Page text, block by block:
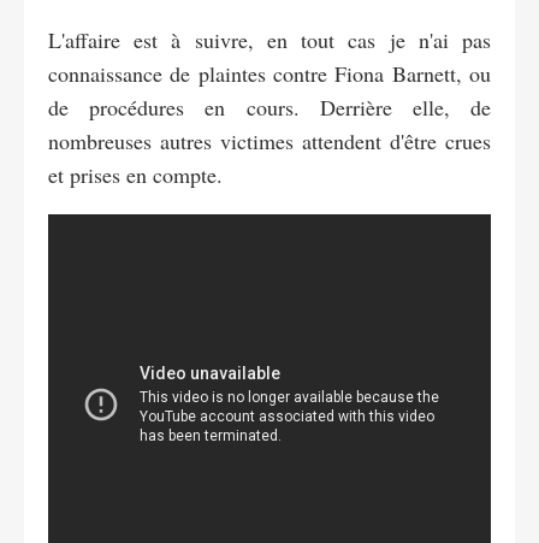
L'affaire est à suivre, en tout cas je n'ai pas
connaissance de plaintes contre Fiona Barnett, ou
de procédures en cours. Derrière elle, de
nombreuses autres victimes attendent d'être crues
et prises en compte.